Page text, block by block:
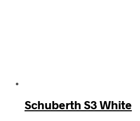
Schuberth S3 White